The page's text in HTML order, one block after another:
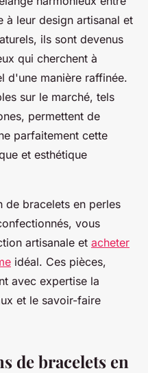
à leur design artisanal et
ils sont devenus
qui cherchent à
d'une manière raffinée.
sur le marché, tels
permettent de
parfaitement cette
et esthétique
de bracelets en perles
vous
artisanale et acheter
idéal. Ces pièces,
avec expertise la
et le savoir-faire
de bracelets en